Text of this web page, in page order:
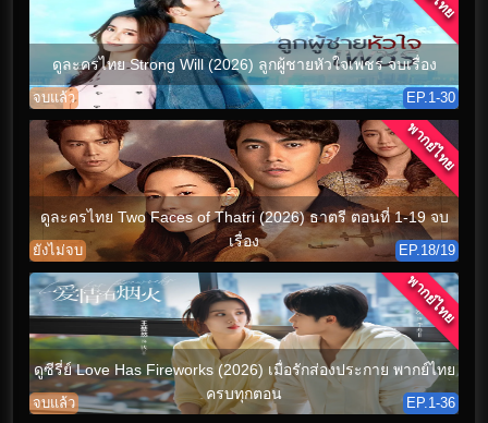
ดูละครไทย Strong Will (2026) ลูกผู้ชายหัวใจเพชร จบเรื่อง
จบแล้ว EP.1-30
ดูละครไทย Two Faces of Thatri (2026) ธาตรี ตอนที่ 1-19 จบ
เรื่อง
ยังไม่จบ EP.18/19
พากย์ไทย
ดูซีรี่ย์ Love Has Fireworks (2026) เมื่อรักส่องประกาย พากย์ไทย
ครบทุกตอน
จบแล้ว EP.1-36
พากย์ไทย